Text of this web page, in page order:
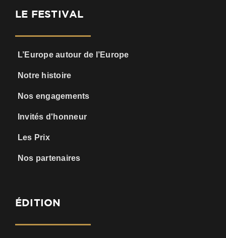
LE FESTIVAL
L’Europe autour de l’Europe
Notre histoire
Nos engagements
Invités d'honneur
Les Prix
Nos partenaires
ÉDITION